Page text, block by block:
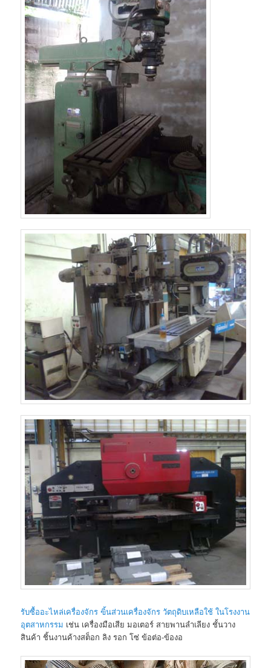
รับซื้ออะไหล่เครื่องจักร ฃิ้นส่วนเครื่องจักร วัตถุดิบเหลือใช้ ในโรงงาน
อุตสาหกรรม เช่น เครื่องมือเสีย มอเตอร์ สายพานลำเลียง ชั้นวาง
สินค้า ชิ้นงานค้างสต็อก ลิง รอก โซ่ ข้อต่อ-ข้องอ